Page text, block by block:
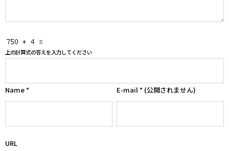
上の計算式の答えを入力してください
Name* E-mail* (公開されません)
URL